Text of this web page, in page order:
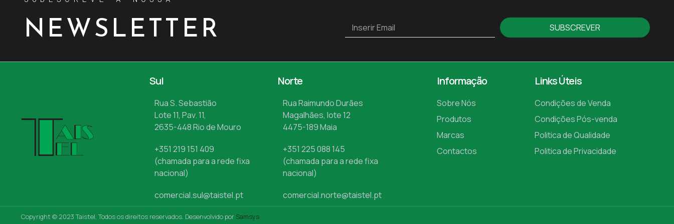
NEWSLETTER SUBSCREVER
Sul
Rua S. Sebastião
Lote 11, Pav. 11,
2635-448 Rio de Mouro
+351 219 151 409
(chamada para a rede fixa
nacional)
comercial.sul@taistel.pt
Norte
Rua Raimundo Durães
Magalhães, lote 12
4475-189 Maia
+351 225 088 145
(chamada para a rede fixa
nacional)
comercial.norte@taistel.pt
Informação
Sobre Nós
Produtos
Marcas
Contactos
Links Úteis
Condições de Venda
Condições Pós-venda
Politica de Qualidade
Politica de Privacidade
Copyright © 2023 Taistel, Todos os direitos reservados. Desenvolvido por Samsys